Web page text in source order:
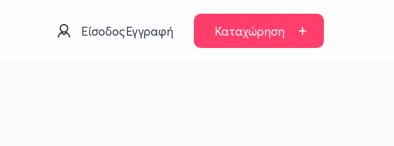
ΕίσοδοςΕγγραφή Καταχώρηση